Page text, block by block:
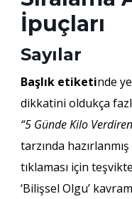
İpuçları
Sayılar
Başlık etiketinde
dikkatini oldukça
“5 Günde Kilo
tarzında
tıklaması için
‘Bilişsel Olgu’